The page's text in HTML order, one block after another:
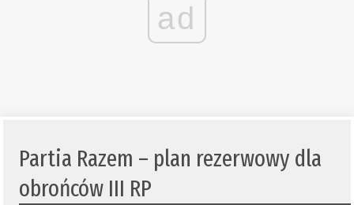
ad
Partia Razem – plan rezerwowy dla
obrońców III RP